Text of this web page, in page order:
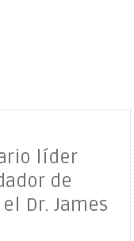
líder
de
Dr. James